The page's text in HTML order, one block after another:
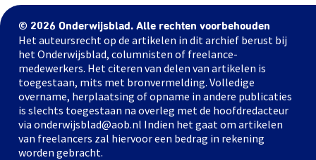
© 2026 Onderwijsblad. Alle rechten voorbehouden
Het auteursrecht op de artikelen in dit archief berust bij
het Onderwijsblad, columnisten of freelance-
medewerkers. Het citeren van delen van artikelen is
toegestaan, mits met bronvermelding. Volledige
overname, herplaatsing of opname in andere publicaties
is slechts toegestaan na overleg met de hoofdredacteur
via onderwijsblad@aob.nl Indien het gaat om artikelen
van freelancers zal hiervoor een bedrag in rekening
worden gebracht.